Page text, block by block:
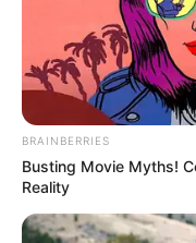
Uma manifestação de
ontem, quarta-feira
Machado, em
manifestantes, que
alegam que não
remuneração extra no
afirmou que o sentido
BRAINBERRIES
Busting Movie Myths!
Reality